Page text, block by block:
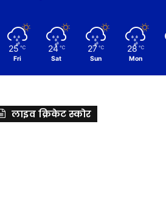
25 ℃
Fri
24 ℃
Sat
27 ℃
Sun
28 ℃
Mon
लाइव क्रिकेट स्कोर